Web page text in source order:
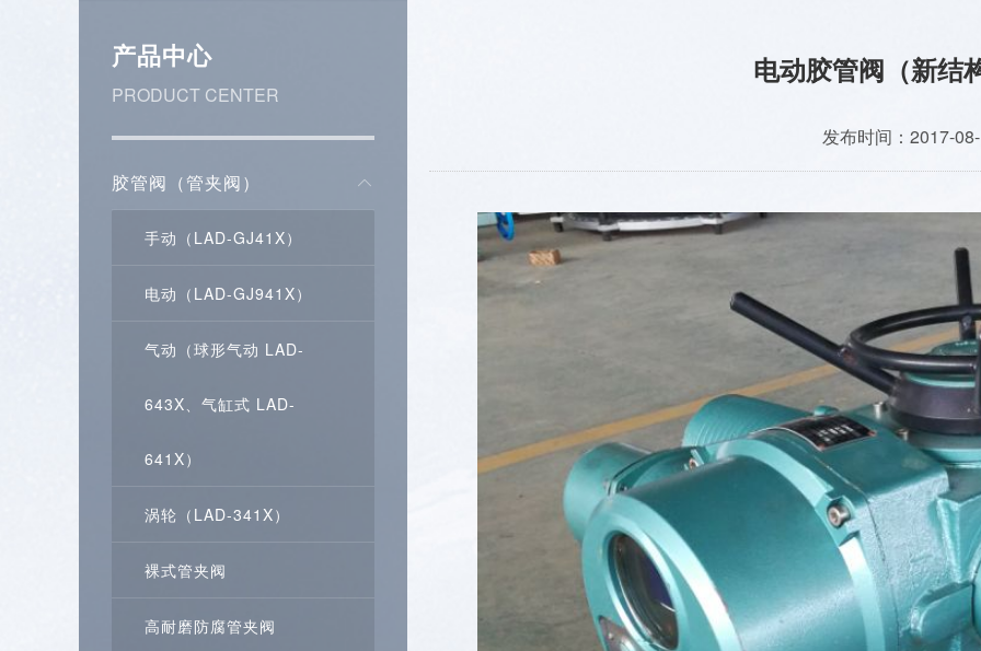
产品中心
PRODUCT CENTER
胶管阀（管夹阀）
手动（LAD-GJ41X）
电动（LAD-GJ941X）
气动（球形气动 LAD-
643X、气缸式 LAD-
641X）
涡轮（LAD-341X）
裸式管夹阀
高耐磨防腐管夹阀
电动胶管阀（新结
发布时间：2017-